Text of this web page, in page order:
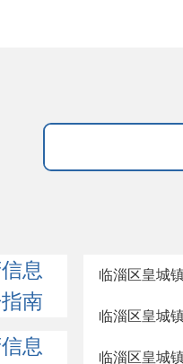
息
南
息
临淄区皇城
临淄区皇城
临淄区皇城